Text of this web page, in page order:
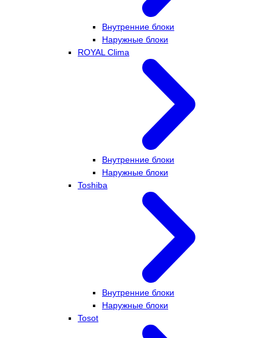
Внутренние блоки
Наружные блоки
ROYAL Clima
Внутренние блоки
Наружные блоки
Toshiba
Внутренние блоки
Наружные блоки
Tosot